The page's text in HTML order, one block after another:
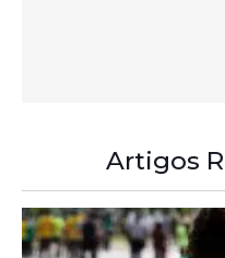
A Democracia